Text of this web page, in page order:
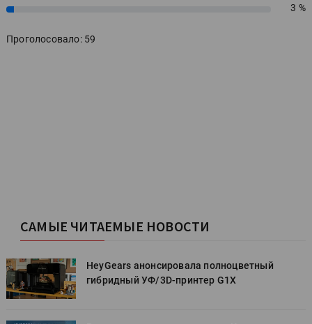
3% 3 %
Проголосовало: 59
САМЫЕ ЧИТАЕМЫЕ НОВОСТИ
HeyGears анонсировала полноцветный
гибридный УФ/3D-принтер G1X